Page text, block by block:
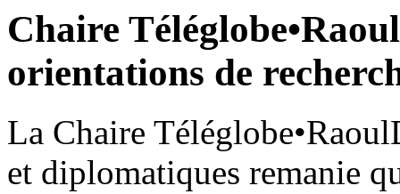
Chaire
orientations de
La Chaire
et diplomatiques remanie